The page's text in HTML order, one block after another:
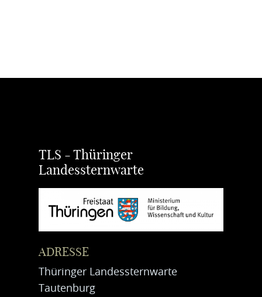
TLS - Thüringer
Landessternwarte
ADRESSE
Thüringer Landessternwarte
Tautenburg